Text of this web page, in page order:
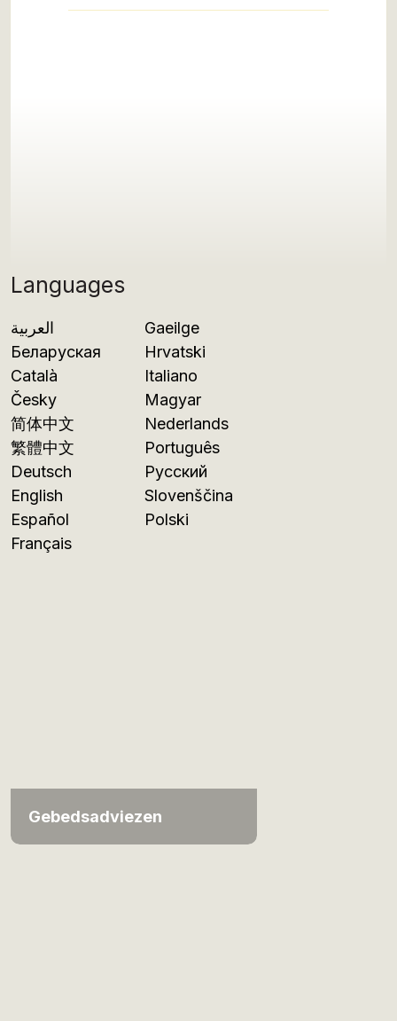
Languages
العربية
Беларуская
Català
Česky
简体中文
繁體中文
Deutsch
English
Español
Français
Gaeilge
Hrvatski
Italiano
Magyar
Nederlands
Português
Русский
Slovenščina
Polski
Gebedsadviezen